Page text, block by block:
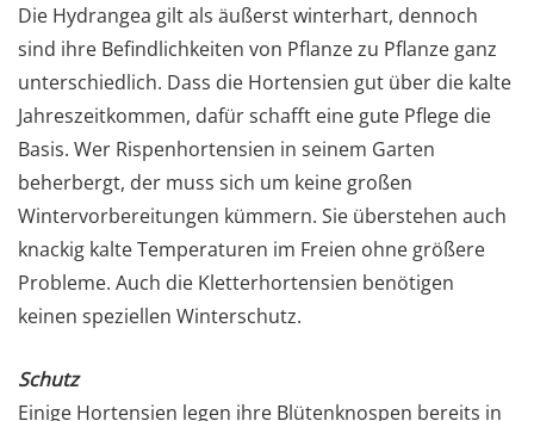
Die Hydrangea gilt als äußerst winterhart, dennoch
sind ihre Befindlichkeiten von Pflanze zu Pflanze ganz
unterschiedlich. Dass die Hortensien gut über die kalte
Jahreszeitkommen, dafür schafft eine gute Pflege die
Basis. Wer Rispenhortensien in seinem Garten
beherbergt, der muss sich um keine großen
Wintervorbereitungen kümmern. Sie überstehen auch
knackig kalte Temperaturen im Freien ohne größere
Probleme. Auch die Kletterhortensien benötigen
keinen speziellen Winterschutz.
Schutz
Einige Hortensien legen ihre Blütenknospen bereits in